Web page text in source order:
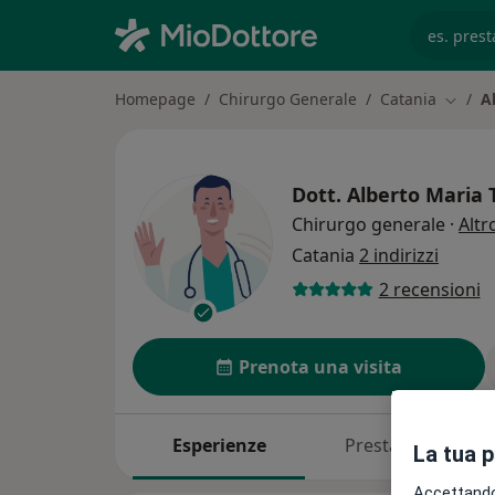
Homepage Chirurgo Generale Catania
Dott. Alberto Maria
Chirurgo generale ·
Catania 2 indirizzi
2 recensioni
Prenota una visita
Esperienze PrestazioniLa tua